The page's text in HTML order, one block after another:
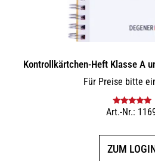
Kontrollkärtchen-Heft Klasse A
Für Preise bitte
Bewertet mit
Art.-Nr.:
ZUM